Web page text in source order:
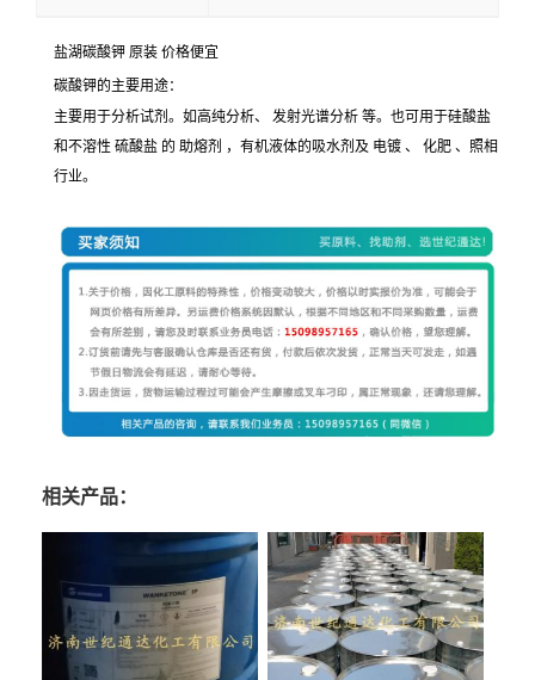
盐湖碳酸钾 原装 价格便宜
碳酸钾的主要用途：
主要用于分析试剂。如高纯分析、 发射光谱分析 等。也可用于硅酸盐
和不溶性 硫酸盐 的 助熔剂 ，有机液体的吸水剂及 电镀 、 化肥 、照相
行业。
相关产品：